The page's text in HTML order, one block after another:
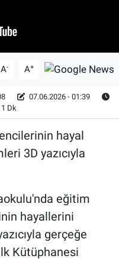
A- A+
07.06.2026 - 01:39
Dk
hayal
3D yazıcıyla
eğitim
hayallerini
gerçeğe
Kütüphanesi